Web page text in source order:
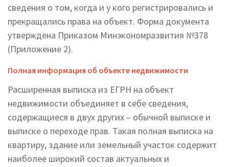
сведения о том, когда и у кого регистрировались и
прекращались права на объект. Форма документа
утверждена Приказом Минэкономразвития №378
(Приложение 2).
Полная информация об объекте недвижимости
Расширенная выписка из ЕГРН на объект
недвижимости объединяет в себе сведения,
содержащиеся в двух других – обычной выписке и
выписке о переходе прав. Такая полная выписка на
квартиру, здание или земельный участок содержит
наиболее широкий состав актуальных и